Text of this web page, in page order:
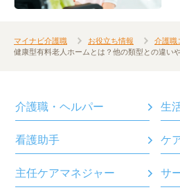
マイナビ介護職 お役立ち情報 介護職
健康型有料老人ホームとは？他の類型との違い
介護職・ヘルパー 生
看護助手 ケ
主任ケアマネジャー サ